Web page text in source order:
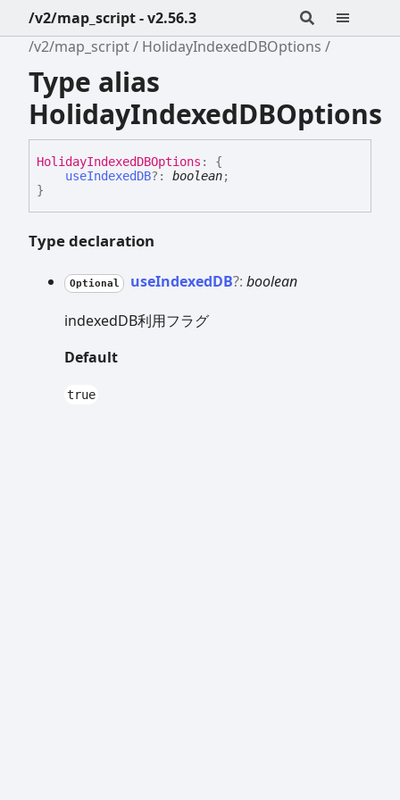
/v2/map_script - v2.56.3
/v2/map_script
HolidayIndexedDBOptions
Type alias
HolidayIndexedDBOptions
HolidayIndexedDBOptions :
{
useIndexedDB?: boolean;
}
Type declaration
Optional useIndexedDB?: boolean
indexedDB利用フラグ
Default
true